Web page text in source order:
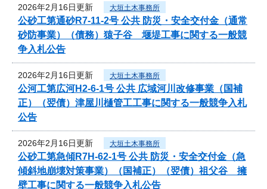
2026年2月16日更新 大垣土木事務所
公砂工第通砂R7-11-2号 公共 防災・安全交付金（通常
砂防事業）（債務）猿子谷 堰堤工事に関する一般競
争入札公告
2026年2月16日更新 大垣土木事務所
公河工第広河H2-6-1号 公共 広域河川改修事業（国補
正）（翌債）津屋川樋管工工事に関する一般競争入札
公告
2026年2月16日更新 大垣土木事務所
公砂工第急傾R7H-62-1号 公共 防災・安全交付金（急
傾斜地崩壊対策事業）（国補正）（翌債）祖父谷 擁
壁工事に関する一般競争入札公告